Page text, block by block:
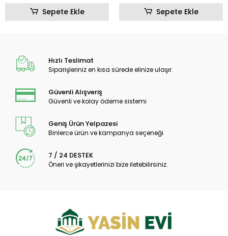
Sepete Ekle Sepete Ekle
Hızlı Teslimat
Siparişleriniz en kısa sürede elinize ulaşır.
Güvenli Alışveriş
Güvenli ve kolay ödeme sistemi
Geniş Ürün Yelpazesi
Binlerce ürün ve kampanya seçeneği
7 / 24 DESTEK
Öneri ve şikayetlerinizi bize iletebilirsiniz.